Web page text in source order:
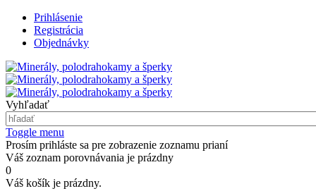
Prihlásenie
Registrácia
Objednávky
Vyhľadať
Toggle menu
Prosím prihláste sa pre zobrazenie zoznamu prianí
Váš zoznam porovnávania je prázdny
0
Váš košík je prázdny.